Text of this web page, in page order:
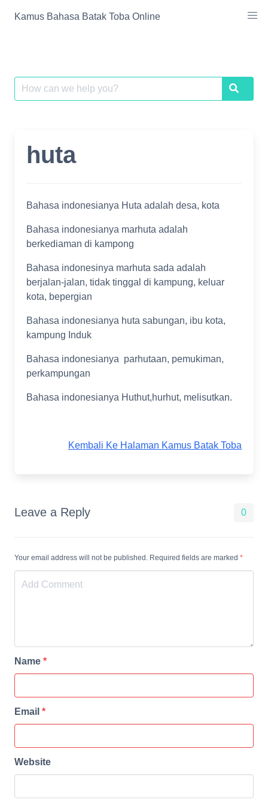
Kamus Bahasa Batak Toba Online
Search
for:
Search
huta
Bahasa indonesianya Huta adalah desa, kota
Bahasa indonesianya marhuta adalah
berkediaman di kampong
Bahasa indonesinya marhuta sada adalah
berjalan-jalan, tidak tinggal di kampung, keluar
kota, bepergian
Bahasa indonesianya huta sabungan, ibu kota,
kampung Induk
Bahasa indonesianya parhutaan, pemukiman,
perkampungan
Bahasa indonesianya Huthut,hurhut, melisutkan.
Kembali Ke Halaman Kamus Batak Toba
Leave a Reply 0
Your email address will not be published. Required fields are marked *
Name *
Email *
Website